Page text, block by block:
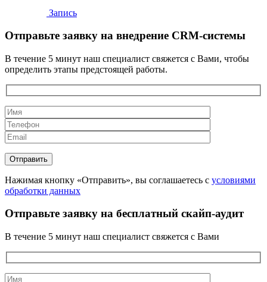
Запись
Отправьте заявку на внедрение CRM-системы
В течение 5 минут наш специалист свяжется с Вами, чтобы
определить этапы предстоящей работы.
Нажимая кнопку «Отправить», вы соглашаетесь с условиями
обработки данных
Отправьте заявку на бесплатный скайп-аудит
В течение 5 минут наш специалист свяжется с Вами